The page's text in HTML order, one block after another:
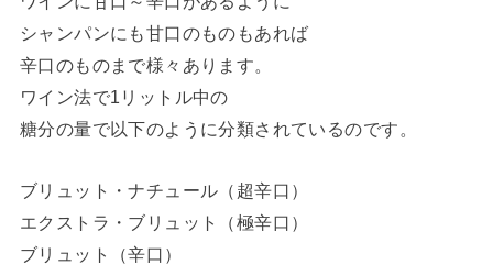
シャンパンにも甘口のものもあれば
辛口のものまで様々あります。
ワイン法で1リットル中の
糖分の量で以下のように分類されているのです。
ブリュット・ナチュール（超辛口）
エクストラ・ブリュット（極辛口）
ブリュット（辛口）